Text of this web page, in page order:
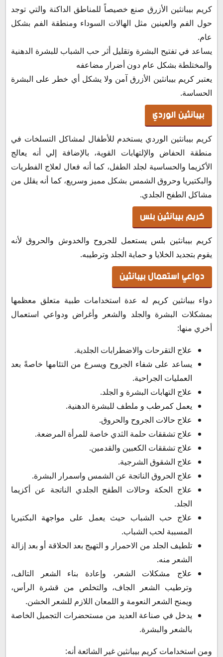
كريم بيبانثين الأزرق صنع خصيصاً للمناطق الداكنة والتي توجد
حول الفم والعينين مثل الهالات السوداء ومنطقة الفم بشكل
عام.
يساعد في تفتيح البشرة وتقليل أثر حب الشباب للبشرة الدهنية
والمختلطة بشكل عام دون أضرار مضاعفه
يعتبر كريم بيبانثين الأزرق آمن ولا يشكل أي خطر على البشرة
الحساسة.
بيبانثين الوردي
كريم بيبانثين الوردي يستخدم للأطفال لمشاكل التسلخات في
منطقة الحفاض والإلتهابات القوية، بالإضافة إلي أنه يعالج
الأكزيما والحساسية لجلد الطفل، كما أنه فعال لعلاج الفطريات
والبكتيريا وحروق الشمس بشكل مميز وسريع، كما أنه يقلل من
مشاكل الطفح الجلدي.
كريم بيبانثين بلس
كريم بيبانثين بلس يستعمل للجروح والخدوش والحروق لأنه
يقوم بتجديد الخلايا و حماية الجلد وترطيبه.
دواعي استعمال بيبانثين
دواء بيبانثين كريم له عدة استخدامات طبية متعلق معظمها
بمشكلات البشرة والجلد والشعر وأغراض ودواعي استعمال
أخري منها:
علاج التقرحات والاضطرابات الجلدية.
يساعد على شفاء الجروح ويسرع من التئامها خاصةً بعد
العمليات الجراحية.
علاج التهابات البشرة و الجلد.
يعمل كمرطب و ملطف للبشرة الدهنية.
علاج حالات الجروح والحروق.
علاج تشققات حلمة الثدي خاصة للمرأة المرضعة.
علاج تشققات الكعبين والقدمين.
علاج الشقوق الشرجية.
علاج الحروق الناتجة عن الشمس واسمرار البشرة.
علاج الحكة وحالات الطفح الجلدي الناتجة عن أكزيما
الجلد.
علاج حب الشباب حيث يعمل على مواجهة البكتيريا
المسببة لحب الشباب.
تلطيف الجلد من الاحمرار و التهيج بعد الحلاقة أو بعد إزالة
الشعر منه.
علاج مشكلات الشعر، وإعادة بناء الشعر التالف،
وترطيب الشعر الجاف، والتخلص من قشرة الرأس،
ويمنح الشعر النعومة و اللمعان اللازم للشعر الخشن.
يدخل في صناعة العديد من مستحضرات التجميل الخاصة
بالشعر والبشرة.
ومن استخدامات كريم بيبانثين غير الشائعة أنه: